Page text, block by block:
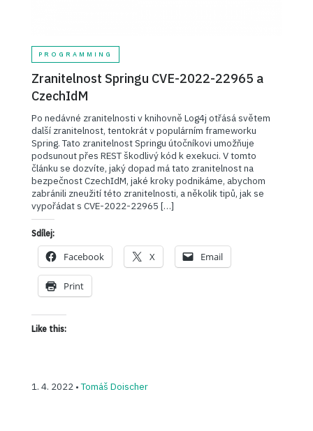
PROGRAMMING
Zranitelnost Springu CVE-2022-22965 a
CzechIdM
Po nedávné zranitelnosti v knihovně Log4j otřásá světem
další zranitelnost, tentokrát v populárním frameworku
Spring. Tato zranitelnost Springu útočníkovi umožňuje
podsunout přes REST škodlivý kód k exekuci. V tomto
článku se dozvíte, jaký dopad má tato zranitelnost na
bezpečnost CzechIdM, jaké kroky podnikáme, abychom
zabránili zneužití této zranitelnosti, a několik tipů, jak se
vypořádat s CVE-2022-22965 […]
Sdílej:
Facebook X Email
Print
Like this:
1. 4. 2022 •Tomáš Doischer